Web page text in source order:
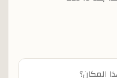
المكان؟